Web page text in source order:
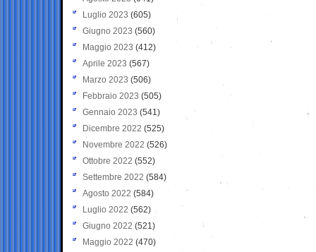
Luglio 2023 (605)
Giugno 2023 (560)
Maggio 2023 (412)
Aprile 2023 (567)
Marzo 2023 (506)
Febbraio 2023 (505)
Gennaio 2023 (541)
Dicembre 2022 (525)
Novembre 2022 (526)
Ottobre 2022 (552)
Settembre 2022 (584)
Agosto 2022 (584)
Luglio 2022 (562)
Giugno 2022 (521)
Maggio 2022 (470)